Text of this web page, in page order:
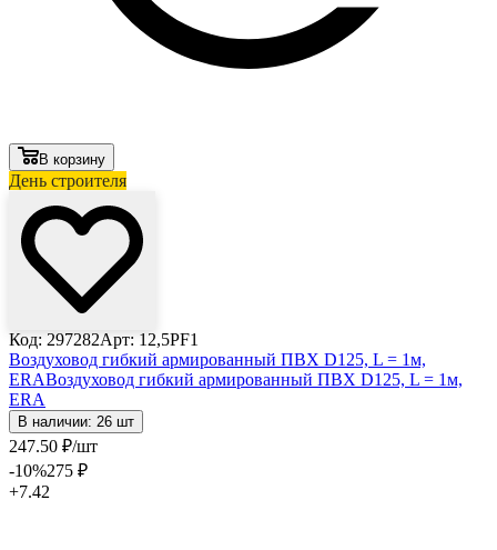
В корзину
День строителя
Код: 297282Арт: 12,5PF1
Воздуховод гибкий армированный ПВХ D125, L = 1м,
ERAВоздуховод гибкий армированный ПВХ D125, L = 1м,
ERA
В наличии: 26 шт
247.50 ₽/шт
-10%275 ₽
+7.42